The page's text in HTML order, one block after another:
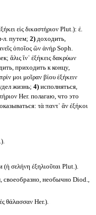
εἰς δικαστήριον Plut.): ἐ.
л. путем; 2)доходить,
ὁποῖος ὢν ἀνήρ Soph.
ἅλις ἵν᾽ ἐξήκεις δακρύων
приходить к концу,
μοι μοῖραν βίου ἐξήκειν
жизнь; 4)исполняться,
Her. полагаю, что это
τὰ παντ᾽ ἂν ἐξήκοι
σελήνη ἐξηλιοῦται Plut.).
необычно Diod.,
θάλασσαν Her.).